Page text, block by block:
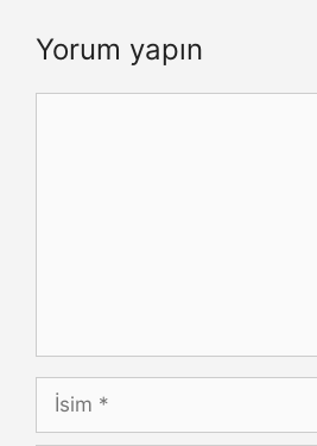
Yorum yapın
İsim